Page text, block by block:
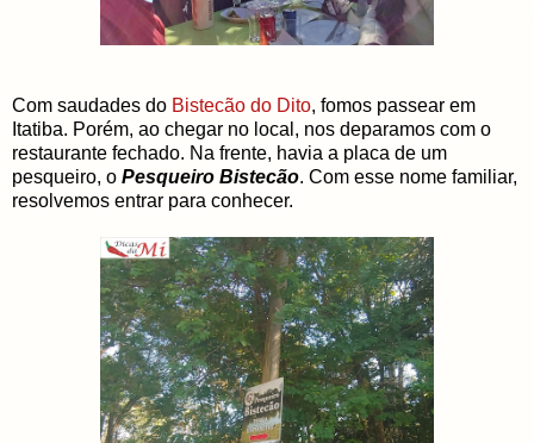
Com saudades do Bistecão do Dito, fomos passear em
Itatiba. Porém, ao chegar no local, nos deparamos com o
restaurante fechado. Na frente, havia a placa de um
pesqueiro, o Pesqueiro Bistecão. Com esse nome familiar,
resolvemos entrar para conhecer.